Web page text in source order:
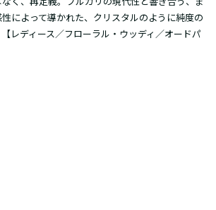
によって導かれた、クリスタルのように純度の
レディース／フローラル・ウッディ／オードパ